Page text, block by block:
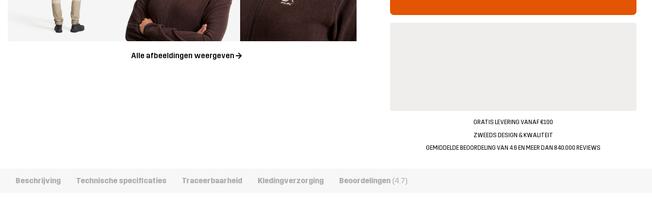
Alle afbeeldingen weergeven
GRATIS LEVERING VANAF €100
ZWEEDS DESIGN & KWALITEIT
GEMIDDELDE BEOORDELING VAN 4.6 EN MEER DAN 840.000 REVIEWS
Beschrijving Technische specificaties Traceerbaarheid Kledingverzorging Beoordelingen (4.7)